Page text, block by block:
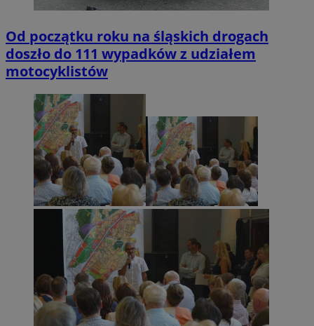
Od początku roku na śląskich drogach
doszło do 111 wypadków z udziałem
motocyklistów